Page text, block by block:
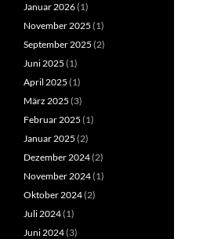
Januar 2026(1)
November 2025 (1)
September 2025 (2)
Juni 2025 (1)
April 2025 (1)
März 2025 (3)
Februar 2025 (1)
Januar 2025 (2)
Dezember 2024(2)
November 2024(1)
Oktober 2024(2)
Juli 2024(1)
Juni 2024(3)